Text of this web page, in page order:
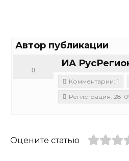
Автор публикации
ИА
0
Комментарии: 1
Регистрация: 28-
Оцените статью